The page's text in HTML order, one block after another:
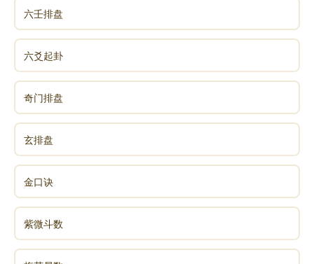
六壬排盘
六爻起卦
奇门排盘
玄排盘
金口诀
紫微斗数